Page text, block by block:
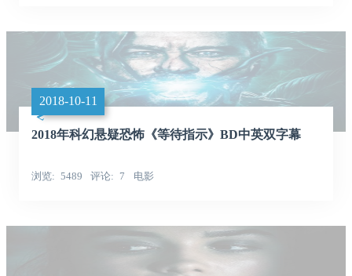
2018-10-11
2018年科幻悬疑恐怖《等待指示》BD中英双字幕
浏览 5489 评论 7 电影